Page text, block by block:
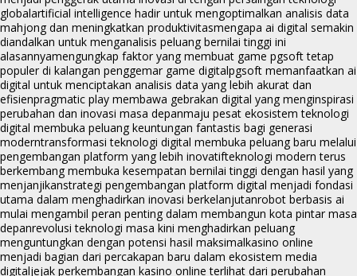
globalartificial intelligence hadir untuk mengoptimalkan analisis data
mahjong dan meningkatkan produktivitasmengapa ai digital semakin
diandalkan untuk menganalisis peluang bernilai tinggi ini
alasannyamengungkap faktor yang membuat game pgsoft tetap
populer di kalangan penggemar game digitalpgsoft memanfaatkan ai
digital untuk menciptakan analisis data yang lebih akurat dan
efisienpragmatic play membawa gebrakan digital yang menginspirasi
perubahan dan inovasi masa depanmaju pesat ekosistem teknologi
digital membuka peluang keuntungan fantastis bagi generasi
moderntransformasi teknologi digital membuka peluang baru melalui
pengembangan platform yang lebih inovatifteknologi modern terus
berkembang membuka kesempatan bernilai tinggi dengan hasil yang
menjanjikanstrategi pengembangan platform digital menjadi fondasi
utama dalam menghadirkan inovasi berkelanjutanrobot berbasis ai
mulai mengambil peran penting dalam membangun kota pintar masa
depanrevolusi teknologi masa kini menghadirkan peluang
menguntungkan dengan potensi hasil maksimalkasino online
menjadi bagian dari percakapan baru dalam ekosistem media
digitaljejak perkembangan kasino online terlihat dari perubahan